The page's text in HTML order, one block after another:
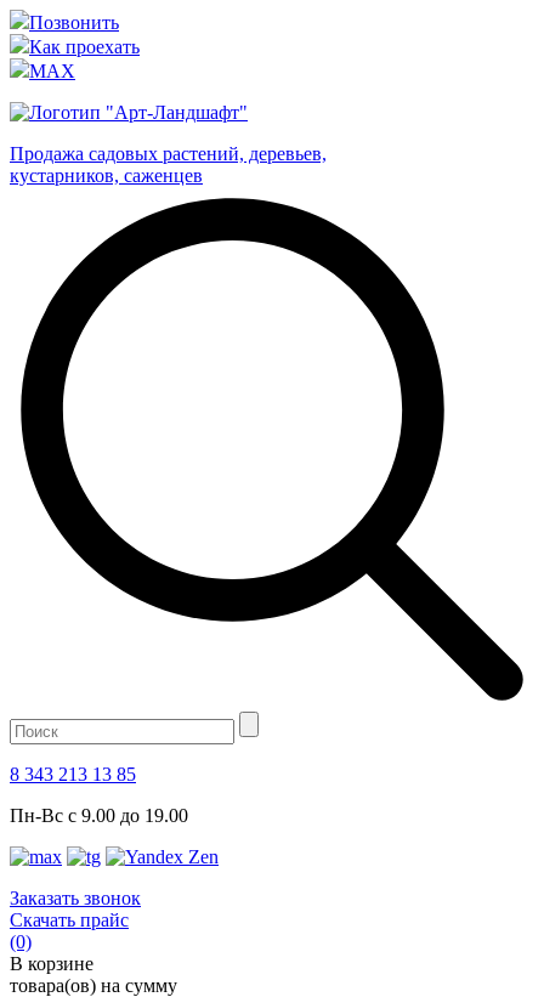
Позвонить
Как проехать
MAX
Продажа садовых растений, деревьев,
кустарников, саженцев
8 343 213 13 85
Пн-Вс с 9.00 до 19.00
Заказать звонок
Скачать прайс
(0)
В корзине
товара(ов) на сумму